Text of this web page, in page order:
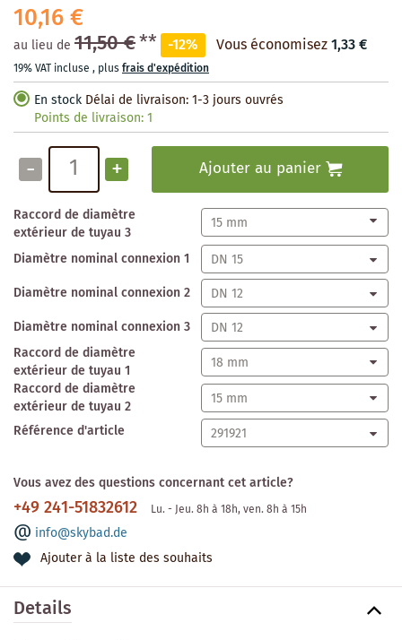
10,16 €
au lieu de 11,50 €** -12% Vous économisez1,33 €
19% VAT incluse , plusfrais d'expédition
En stock Délai de livraison: 1-3 jours ouvrés
Points de livraison:1
- + Ajouter au panier
Raccord de diamètre
extérieur de tuyau 3
Diamètre nominal connexion 1
Diamètre nominal connexion 2
Diamètre nominal connexion 3
Raccord de diamètre
extérieur de tuyau 1
Raccord de diamètre
extérieur de tuyau 2
Référence d'article
Vous avez des questions concernant cet article?
+49 241-51832612 Lu. - Jeu. 8h à 18h, ven. 8h à 15h
info@skybad.de
Ajouter à la liste des souhaits
Details